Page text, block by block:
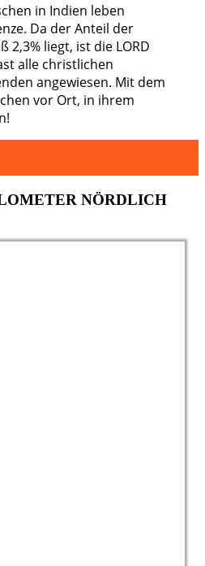
in Indien leben
Da der Anteil der
2,3% liegt, ist die LORD
alle christlichen
angewiesen. Mit dem
vor Ort, in ihrem
NÖRDLICH